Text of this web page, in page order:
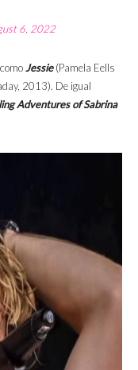
6, 2022
comoJessie(Pamela Eells
2013). De igual
Adventures of Sabrina